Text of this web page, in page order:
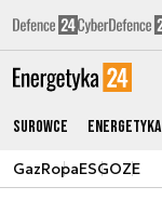
Surowce Energetyka
GazRopaESGOZE